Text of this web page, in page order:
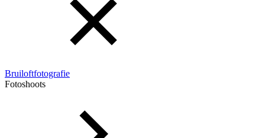
Bruiloftfotografie
Fotoshoots